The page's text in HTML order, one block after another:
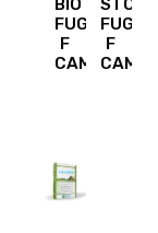
BIO
FUGA
F
CAM
STC
FUGA
F
CAM